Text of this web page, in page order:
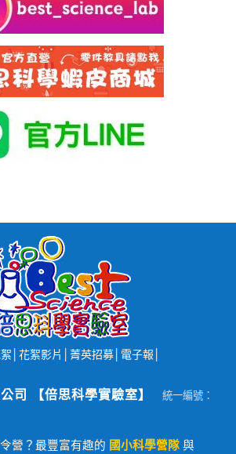
花絮影片 菁英招募│ 電子報
司 【倍思科學實驗室】
統一編號：
營？最豐富有趣的 國小科學營隊 與